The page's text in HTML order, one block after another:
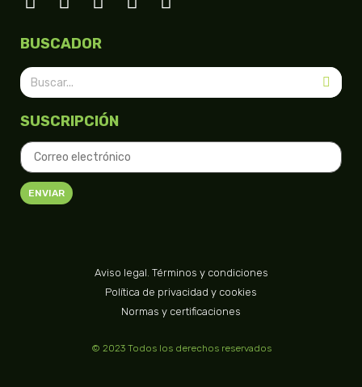
BUSCADOR
SUSCRIPCIÓN
ENVIAR
Aviso legal. Términos y condiciones
Política de privacidad y cookies
Normas y certificaciones
© 2023 Todos los derechos reservados